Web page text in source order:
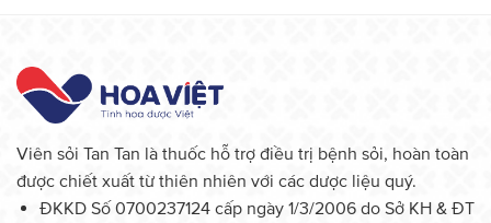
Viên sỏi Tan Tan là thuốc hỗ trợ điều trị bệnh sỏi, hoàn toàn
được chiết xuất từ thiên nhiên với các dược liệu quý.
ĐKKD Số 0700237124 cấp ngày 1/3/2006 do Sở KH & ĐT